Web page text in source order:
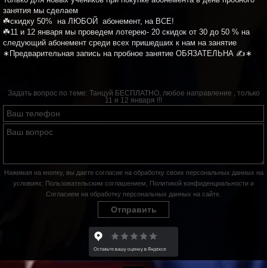
занятия мы сделаем
☘️скидку 50% на ЛЮБОЙ абонемент, на ВСЕ!
☘️11 и 12 января мы проведем лотерею- 20 скидок от 30 до 50 % на
следующий абонемент среди всех пришедших к нам на занятие
∗Предварительная запись на пробное занятие ОБЯЗАТЕЛЬНА ✍∗
Задать вопрос по теме: Танцуй БЕСПЛАТНО, любое направление , только
11 и 12 января !!!
Нажимая на кнопку, вы даете согласие на обработку своих персональных данных на
условиях: Пользовательским соглашением Политикой конфиденциальности и
Согласием на обработку персональных данных на сайте
Отправить